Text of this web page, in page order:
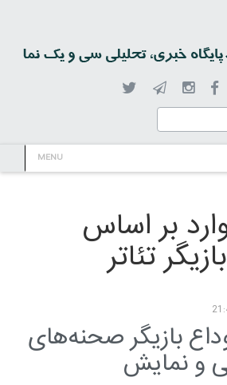
MENU
بر اساس
تئاتر
وداع بازیگر صحنه‌های
و نمایش